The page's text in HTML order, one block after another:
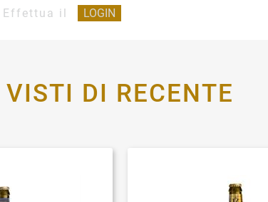
Effettua il LOGIN
VISTI DI RECENTE